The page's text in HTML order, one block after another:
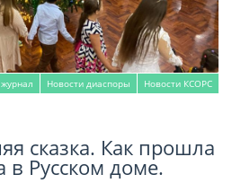
Новости диаспоры Новости КСОРС
далее
сказка. Как прошла
в Русском доме.